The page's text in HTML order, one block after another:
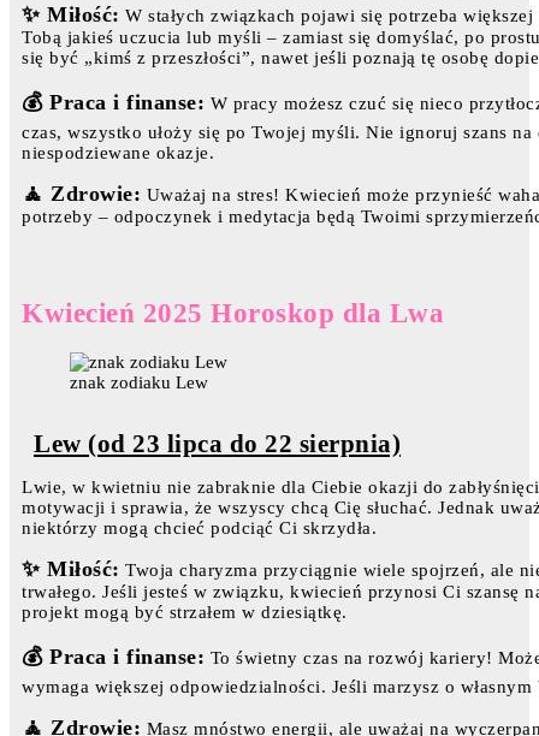
✨ Miłość: W stałych związkach pojawi się potrzeba
Tobą jakieś uczucia lub myśli – zamiast się domyślać, po
się być „kimś z przeszłości”, nawet jeśli poznają tę osobę
💰 Praca i finanse: W pracy możesz czuć się nieco
czas, wszystko ułoży się po Twojej myśli. Nie ignoruj szans
niespodziewane okazje.
🧘 Zdrowie: Uważaj na stres! Kwiecień może przynieść
potrzeby – odpoczynek i medytacja będą Twoimi
Kwiecień 2025 Horoskop dla Lwa
znak zodiaku Lew
Lew (od 23 lipca do 22 sierpnia)
Lwie, w kwietniu nie zabraknie dla Ciebie okazji do
motywacji i sprawia, że wszyscy chcą Cię słuchać. Jednak
niektórzy mogą chcieć podciąć Ci skrzydła.
✨ Miłość: Twoja charyzma przyciągnie wiele spojrzeń, ale
trwałego. Jeśli jesteś w związku, kwiecień przynosi Ci
projekt mogą być strzałem w dziesiątkę.
💰 Praca i finanse: To świetny czas na rozwój kariery!
wymaga większej odpowiedzialności. Jeśli marzysz o
🧘 Zdrowie: Masz mnóstwo energii, ale uważaj na